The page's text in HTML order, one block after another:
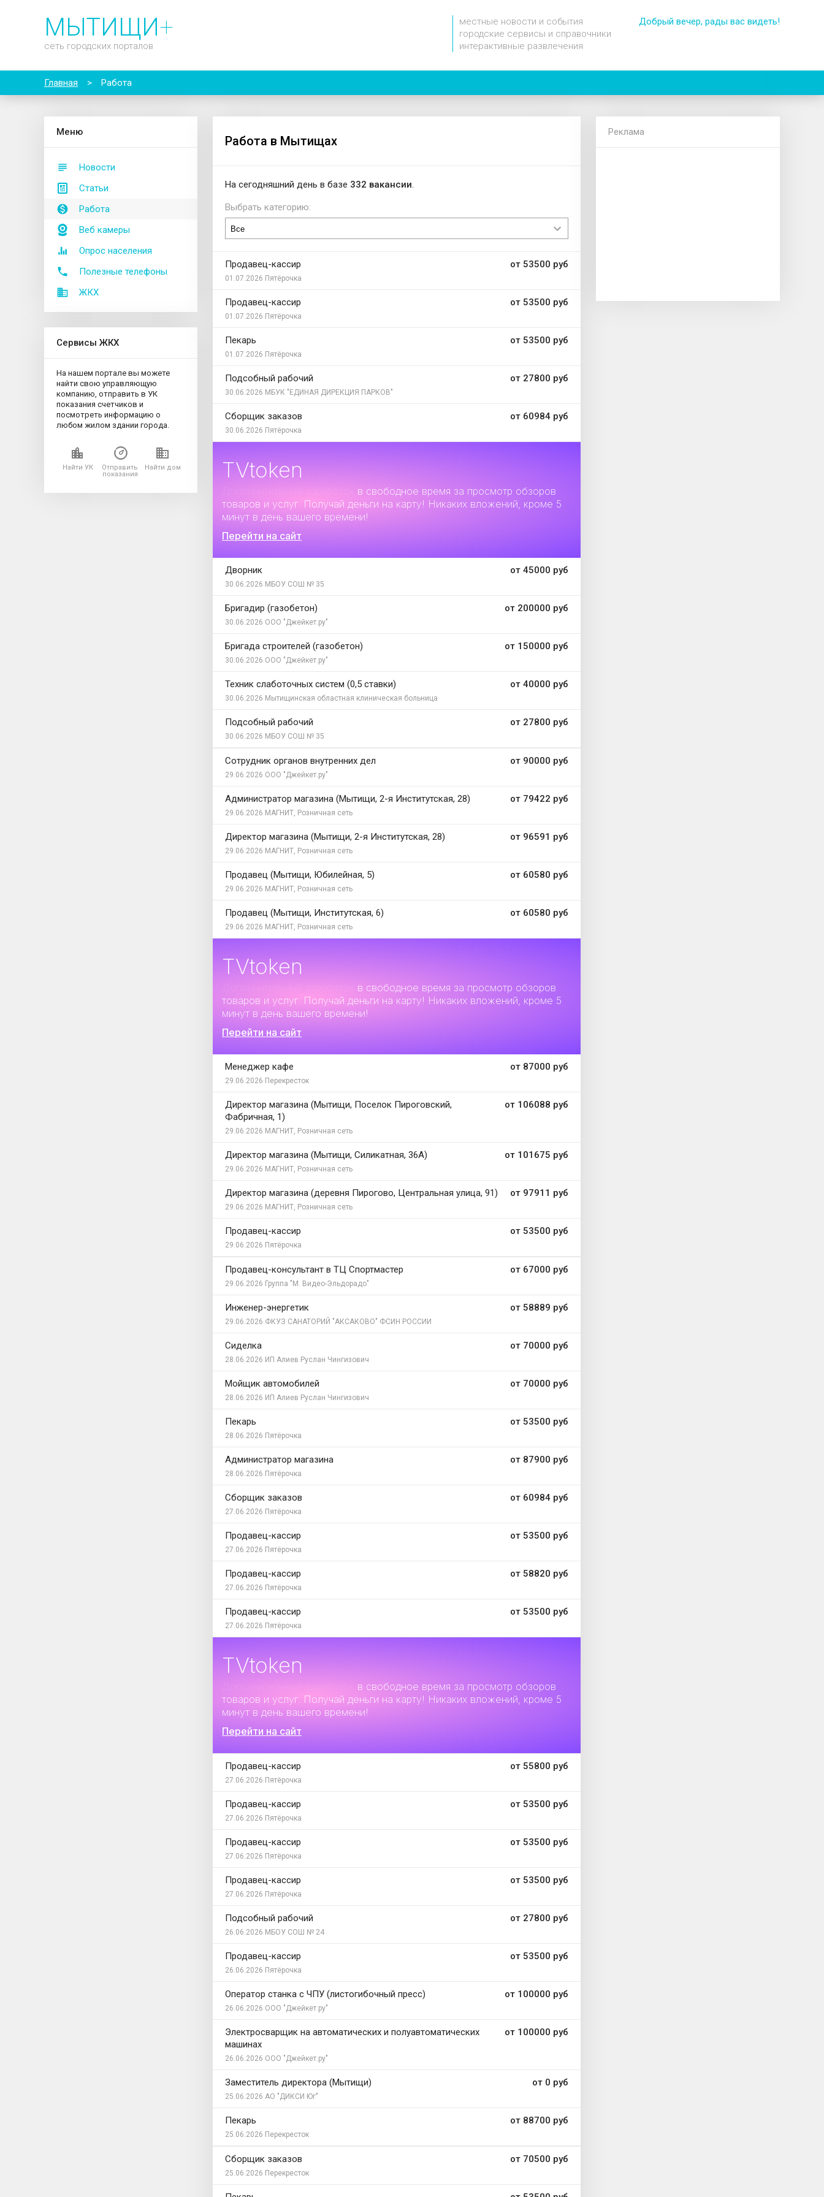
МЫТИЩИ+
сеть городских порталов
местные новости и события
городские сервисы и справочники
интерактивные развлечения
Добрый вечер, рады вас видеть!
Главная > Работа
Меню
Новости
Статьи
Работа
Веб камеры
Опрос населения
Полезные телефоны
ЖКХ
Сервисы ЖКХ
На нашем портале вы можете
найти свою управляющую
компанию, отправить в УК
показания счетчиков и
посмотреть информацию о
любом жилом здании города.
Найти УК
Отправить
показания
Найти дом
Работа в Мытищах
На сегодняшний день в базе 332 вакансии.
Выбрать категорию:
от 53500 руб
Продавец-кассир
01.07.2026 Пятёрочка
от 53500 руб
Продавец-кассир
01.07.2026 Пятёрочка
от 53500 руб
Пекарь
01.07.2026 Пятёрочка
от 27800 руб
Подсобный рабочий
30.06.2026 МБУК "ЕДИНАЯ ДИРЕКЦИЯ ПАРКОВ"
от 60984 руб
Сборщик заказов
30.06.2026 Пятёрочка
TVtoken
в свободное время за просмотр обзоров
товаров и услуг. Получай деньги на карту! Никаких вложений, кроме 5
минут в день вашего времени!
Перейти на сайт
от 45000 руб
Дворник
30.06.2026 МБОУ СОШ № 35
от 200000 руб
Бригадир (газобетон)
30.06.2026 ООО "Джейкет.ру"
от 150000 руб
Бригада строителей (газобетон)
30.06.2026 ООО "Джейкет.ру"
от 40000 руб
Техник слаботочных систем (0,5 ставки)
30.06.2026 Мытищинская областная клиническая больница
от 27800 руб
Подсобный рабочий
30.06.2026 МБОУ СОШ № 35
от 90000 руб
Сотрудник органов внутренних дел
29.06.2026 ООО "Джейкет.ру"
от 79422 руб
Администратор магазина (Мытищи, 2-я Институтская, 28)
29.06.2026 МАГНИТ, Розничная сеть
от 96591 руб
Директор магазина (Мытищи, 2-я Институтская, 28)
29.06.2026 МАГНИТ, Розничная сеть
от 60580 руб
Продавец (Мытищи, Юбилейная, 5)
29.06.2026 МАГНИТ, Розничная сеть
от 60580 руб
Продавец (Мытищи, Институтская, 6)
29.06.2026 МАГНИТ, Розничная сеть
TVtoken
в свободное время за просмотр обзоров
товаров и услуг. Получай деньги на карту! Никаких вложений, кроме 5
минут в день вашего времени!
Перейти на сайт
от 87000 руб
Менеджер кафе
29.06.2026 Перекресток
от 106088 руб
Директор магазина (Мытищи, Поселок Пироговский,
Фабричная, 1)
29.06.2026 МАГНИТ, Розничная сеть
от 101675 руб
Директор магазина (Мытищи, Силикатная, 36А)
29.06.2026 МАГНИТ, Розничная сеть
от 97911 руб
Директор магазина (деревня Пирогово, Центральная улица, 91)
29.06.2026 МАГНИТ, Розничная сеть
от 53500 руб
Продавец-кассир
29.06.2026 Пятёрочка
от 67000 руб
Продавец-консультант в ТЦ Спортмастер
29.06.2026 Группа "М. Видео-Эльдорадо"
от 58889 руб
Инженер-энергетик
29.06.2026 ФКУЗ САНАТОРИЙ "АКСАКОВО" ФСИН РОССИИ
от 70000 руб
Сиделка
28.06.2026 ИП Алиев Руслан Чингизович
от 70000 руб
Мойщик автомобилей
28.06.2026 ИП Алиев Руслан Чингизович
от 53500 руб
Пекарь
28.06.2026 Пятёрочка
от 87900 руб
Администратор магазина
28.06.2026 Пятёрочка
от 60984 руб
Сборщик заказов
27.06.2026 Пятёрочка
от 53500 руб
Продавец-кассир
27.06.2026 Пятёрочка
от 58820 руб
Продавец-кассир
27.06.2026 Пятёрочка
от 53500 руб
Продавец-кассир
27.06.2026 Пятёрочка
TVtoken
в свободное время за просмотр обзоров
товаров и услуг. Получай деньги на карту! Никаких вложений, кроме 5
минут в день вашего времени!
Перейти на сайт
от 55800 руб
Продавец-кассир
27.06.2026 Пятёрочка
от 53500 руб
Продавец-кассир
27.06.2026 Пятёрочка
от 53500 руб
Продавец-кассир
27.06.2026 Пятёрочка
от 53500 руб
Продавец-кассир
27.06.2026 Пятёрочка
от 27800 руб
Подсобный рабочий
26.06.2026 МБОУ СОШ № 24
от 53500 руб
Продавец-кассир
26.06.2026 Пятёрочка
от 100000 руб
Оператор станка с ЧПУ (листогибочный пресс)
26.06.2026 ООО "Джейкет.ру"
от 100000 руб
Электросварщик на автоматических и полуавтоматических
машинах
26.06.2026 ООО "Джейкет.ру"
от 0 руб
Заместитель директора (Мытищи)
25.06.2026 АО "ДИКСИ Юг"
от 88700 руб
Пекарь
25.06.2026 Перекресток
от 70500 руб
Сборщик заказов
25.06.2026 Перекресток
Реклама